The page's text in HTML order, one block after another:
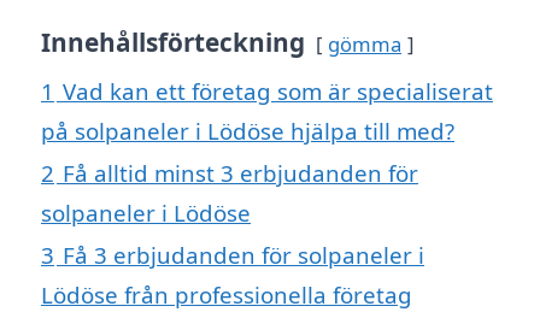
Innehållsförteckning gömma
1 Vad kan ett företag som är specialiserat
på solpaneler i Lödöse hjälpa till med?
2 Få alltid minst 3 erbjudanden för
solpaneler i Lödöse
3 Få 3 erbjudanden för solpaneler i
Lödöse från professionella företag